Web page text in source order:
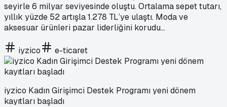
seyirle 6 milyar seviyesinde oluştu. Ortalama sepet tutarı,
yıllık yüzde 52 artışla 1.278 TL’ye ulaştı. Moda ve
aksesuar ürünleri pazar liderliğini korudu...
iyzico e-ticaret
iyzico Kadın Girişimci Destek Programı yeni dönem
kayıtları başladı